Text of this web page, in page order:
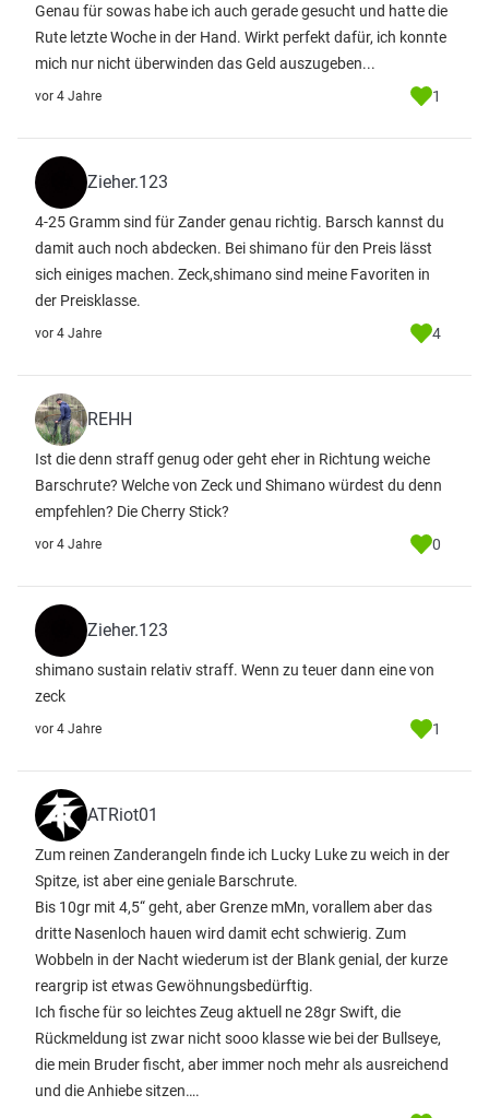
Genau für sowas habe ich auch gerade gesucht und hatte die
Rute letzte Woche in der Hand. Wirkt perfekt dafür, ich konnte
mich nur nicht überwinden das Geld auszugeben...
vor 4 Jahre 1
Zieher.123
4-25 Gramm sind für Zander genau richtig. Barsch kannst du
damit auch noch abdecken. Bei shimano für den Preis lässt
sich einiges machen. Zeck,shimano sind meine Favoriten in
der Preisklasse.
vor 4 Jahre 4
REHH
Ist die denn straff genug oder geht eher in Richtung weiche
Barschrute? Welche von Zeck und Shimano würdest du denn
empfehlen? Die Cherry Stick?
vor 4 Jahre 0
Zieher.123
shimano sustain relativ straff. Wenn zu teuer dann eine von
zeck
vor 4 Jahre 1
ATRiot01
Zum reinen Zanderangeln finde ich Lucky Luke zu weich in der
Spitze, ist aber eine geniale Barschrute.
Bis 10gr mit 4,5“ geht, aber Grenze mMn, vorallem aber das
dritte Nasenloch hauen wird damit echt schwierig. Zum
Wobbeln in der Nacht wiederum ist der Blank genial, der kurze
reargrip ist etwas Gewöhnungsbedürftig.
Ich fische für so leichtes Zeug aktuell ne 28gr Swift, die
Rückmeldung ist zwar nicht sooo klasse wie bei der Bullseye,
die mein Bruder fischt, aber immer noch mehr als ausreichend
und die Anhiebe sitzen….